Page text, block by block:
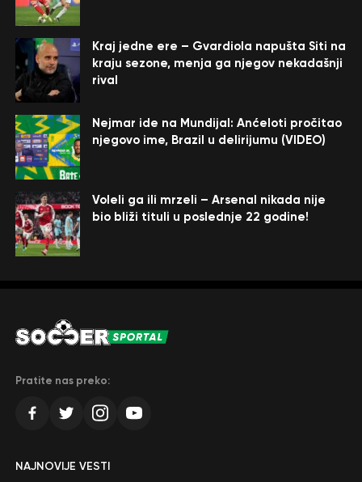
Kraj jedne ere – Gvardiola napušta Siti na
kraju sezone, menja ga njegov nekadašnji
rival
Nejmar ide na Mundijal: Anćeloti pročitao
njegovo ime, Brazil u delirijumu (VIDEO)
Voleli ga ili mrzeli – Arsenal nikada nije
bio bliži tituli u poslednje 22 godine!
Pratite nas preko:
NAJNOVIJE VESTI